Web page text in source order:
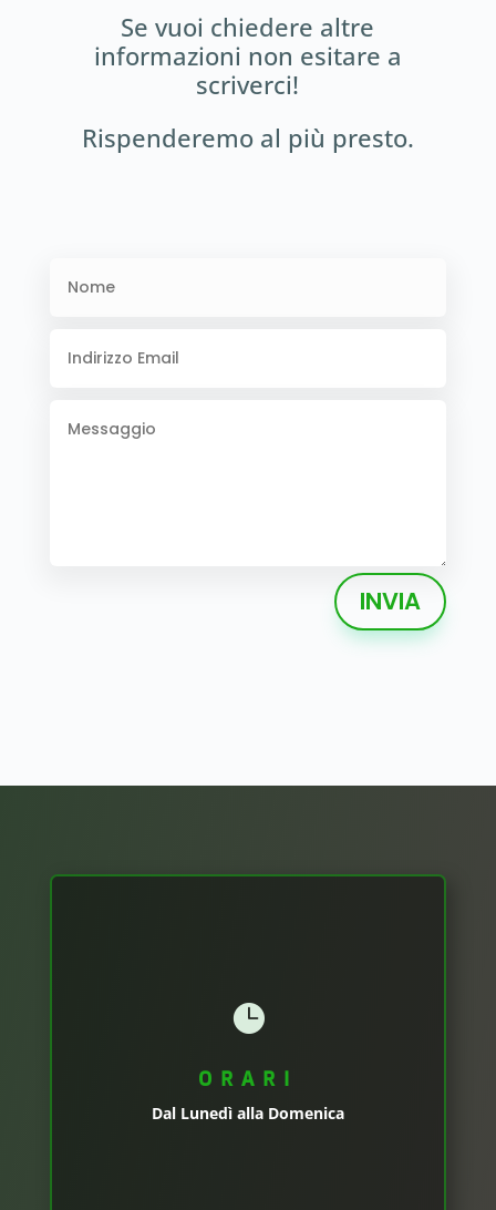
Se vuoi chiedere altre
informazioni non esitare a
scriverci!
Rispenderemo al più presto.
INVIA

ORARI
Dal Lunedì alla Domenica